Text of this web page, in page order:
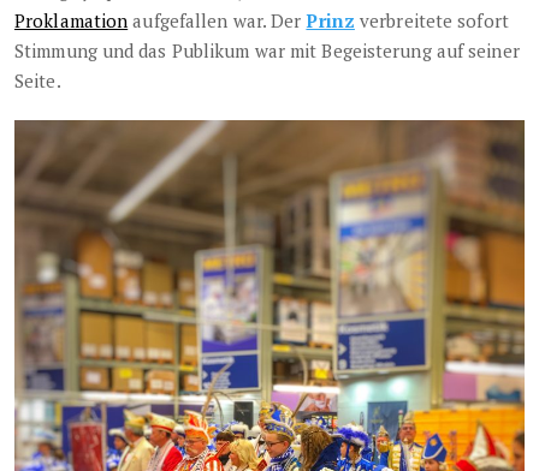
Proklamation aufgefallen war. DerPrinz verbreitete sofort
Stimmung und das Publikum war mit Begeisterung auf seiner
Seite.